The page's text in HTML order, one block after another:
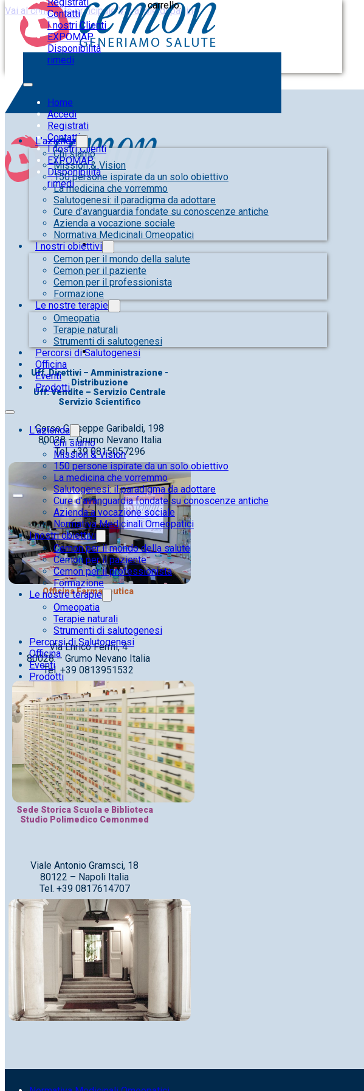
Vai al contenuto principale Vai al piè di pagina
Contatti
I nostri Clienti
EXPOMAP
Disponibilità
rimedi
Home
Accedi
Registrati
Contatti
I nostri Clienti
EXPOMAP
Disponibilità
rimedi
carrello.
L’azienda
Chi siamo
Mission & Vision
150 persone ispirate da un solo obiettivo
La medicina che vorremmo
Salutogenesi: il paradigma da adottare
Cure d’avanguardia fondate su conoscenze antiche
Azienda a vocazione sociale
Normativa Medicinali Omeopatici
I nostri obiettivi
Cemon per il mondo della salute
Cemon per il paziente
Cemon per il professionista
Formazione
Le nostre terapie
Omeopatia
Terapie naturali
Strumenti di salutogenesi
Percorsi di Salutogenesi
Officina
Eventi
Prodotti
L’azienda
Chi siamo
Mission & Vision
150 persone ispirate da un solo obiettivo
La medicina che vorremmo
Salutogenesi: il paradigma da adottare
Cure d’avanguardia fondate su conoscenze antiche
Azienda a vocazione sociale
Normativa Medicinali Omeopatici
I nostri obiettivi
Cemon per il mondo della salute
Cemon per il paziente
Cemon per il professionista
Formazione
Le nostre terapie
Omeopatia
Terapie naturali
Strumenti di salutogenesi
Percorsi di Salutogenesi
Officina
Eventi
Prodotti
Uff. Direttivi – Amministrazione -
Distribuzione
Uff. Vendite – Servizio Centrale
Servizio Scientifico
Corso Giuseppe Garibaldi, 198
80028 – Grumo Nevano Italia
Tel. +39 0815057296
Officina Farmaceutica
Via Enrico Fermi, 4
80028 – Grumo Nevano Italia
Tel. +39 0813951532
Sede Storica Scuola e Biblioteca
Studio Polimedico Cemonmed
Viale Antonio Gramsci, 18
80122 – Napoli Italia
Tel. +39 0817614707